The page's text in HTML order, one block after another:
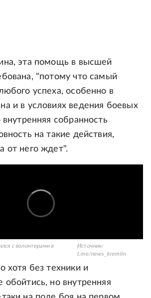
эта помощь в высшей
"потому что самый
успеха, особенно в
и в условиях ведения боевых
собранность
на такие действия,
от него ждет".
с волонтерами в
Источник:
t.me/news_kremlin
хотя без техники и
обойтись, но внутренняя